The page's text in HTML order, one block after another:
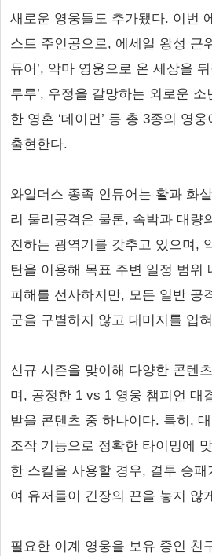
새로운 영웅들도 추가됐다. 이번
스트 주인공으로, 에세일 왕성 근
듀어’, 악마 영웅으로 온 세상을
루루’, 우정을 갈망하는 외로운
한 영혼 ‘데이먼’ 등 총 3종의 영
출현한다.
와일더스 종족 인듀어는 활과 화
리 물리공격은 물론, 속박과 대량
진하는 광역기를 갖추고 있으며,
탄을 이용해 목표 주변 일정 범위
피해를 선사하지만, 모든 일반 공
군을 구별하지 않고 대미지를 입
신규 시즌을 맞이해 다양한 콘텐
며, 공정한 1 vs 1 영웅 챔피언 대
받을 콘텐츠 중 하나이다. 특히,
조작 기능으로 정확한 타이밍에
한 스킬을 사용할 경우, 결투 승
여 유저들이 긴장의 끈을 놓지 않
필요한 이계 영웅을 보유 중인 친